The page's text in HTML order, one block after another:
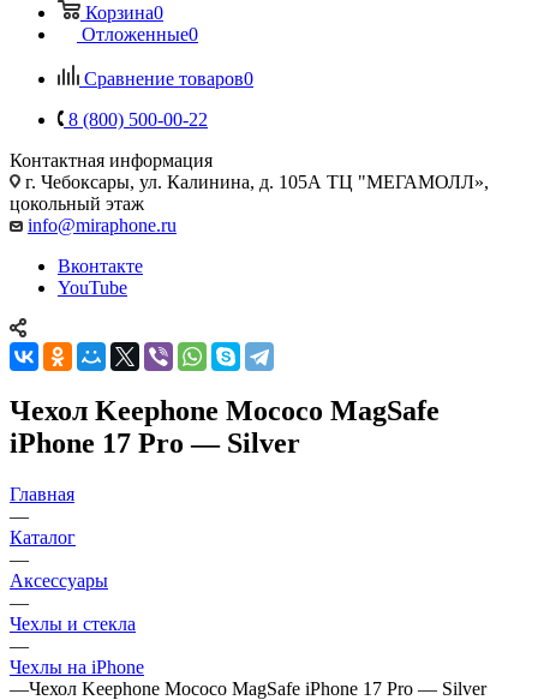
Корзина0
Отложенные0
Сравнение товаров0
8 (800) 500-00-22
Контактная информация
г. Чебоксары, ул. Калинина, д. 105А ТЦ "МЕГАМОЛЛ»,
цокольный этаж
info@miraphone.ru
Вконтакте
YouTube
Чехол Keephone Mococo MagSafe
iPhone 17 Pro — Silver
Главная
—
Каталог
—
Аксессуары
—
Чехлы и стекла
—
Чехлы на iPhone
—Чехол Keephone Mococo MagSafe iPhone 17 Pro — Silver